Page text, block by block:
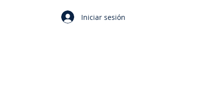
Iniciar sesión